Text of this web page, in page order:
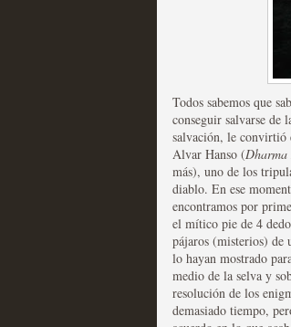
MOLTISANTI
Recomendación de la
Todos sabemos que
conseguir salvarse de
salvación, le convirtió
Alvar Hanso (Dharma
más), uno de los
diablo. En ese
encontramos por
el mítico pie de 4
pájaros (misterios) de
lo hayan mostrado
medio de la selva y
resolución de los
demasiado tiempo,